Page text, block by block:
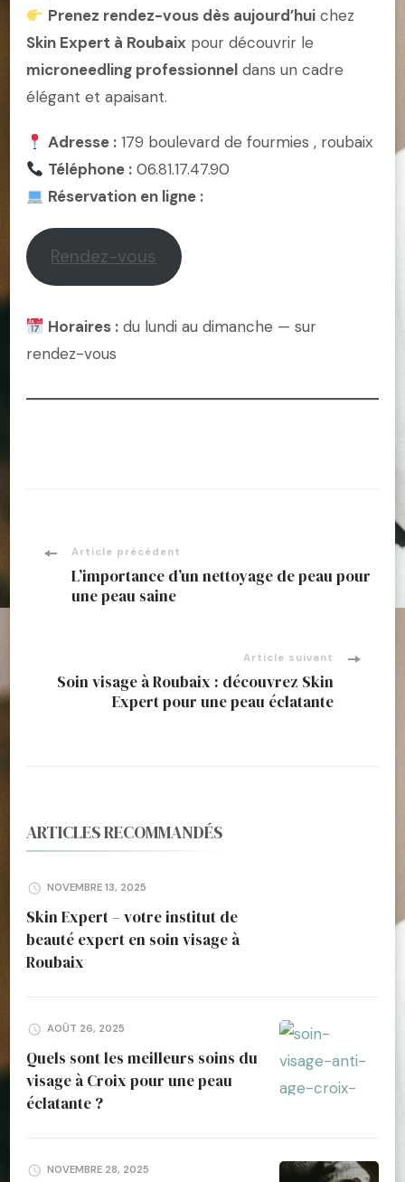
Prenez rendez-vous dès aujourd’hui chez
Skin Expert à Roubaix pour découvrir le
microneedling professionnel dans un cadre
élégant et apaisant.
Adresse : 179 boulevard de fourmies , roubaix
Téléphone : 06.81.17.47.90
Réservation en ligne :
Rendez-vous
Horaires : du lundi au dimanche — sur
rendez-vous
Navigation
d'article
Article précédent
L’importance d’un nettoyage de peau pour
une peau saine
Article suivant
Soin visage à Roubaix : découvrez Skin
Expert pour une peau éclatante
ARTICLES RECOMMANDÉS
NOVEMBRE 13, 2025
Skin Expert – votre institut de
beauté expert en soin visage à
Roubaix
AOÛT 26, 2025
Quels sont les meilleurs soins du
visage à Croix pour une peau
éclatante ?
NOVEMBRE 28, 2025